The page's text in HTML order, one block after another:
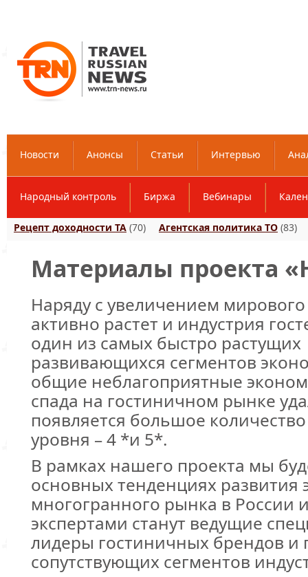
Новости Анонсы Статьи Интервью
Народный контроль Биржа Вебинары
Рецепт доходности ТА (70) Агентская политика ТО (83)
Материалы проекта
Наряду с увеличением мирового
активно растет и индустрия
один из самых быстро
развивающихся сегментов
общие неблагоприятные
спада на гостиничном рынке
появляется большое
уровня – 4 *и 5*.
В рамках нашего проекта мы
основных тенденциях развития
многогранного рынка в
экспертами станут ведущие
лидеры гостиничных брендов и
сопутствующих сегментов